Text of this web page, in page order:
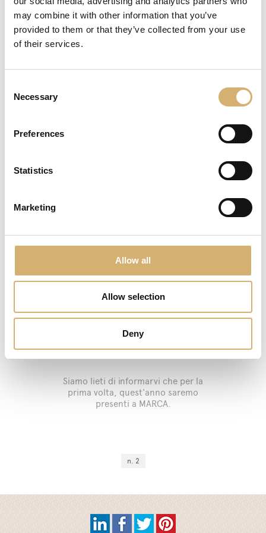
may combine it with other information that you’ve
provided to them or that they’ve collected from your use
of their services.
Selection
Necessary
Preferences
Statistics
Marketing
Allow all
Allow selection
Deny
17/01/2018
MARCA 2017
Siamo lieti di informarvi che per la
prima volta, quest'anno saremo
presenti a MARCA.
n. 2